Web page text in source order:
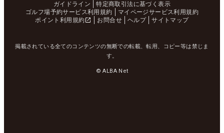
ガイドライン
特定商取引法に基づく表示
ゴルフ場予約サービス利用規約
マイページサービス利用規約
ポイント利用規約
お問合せ ヘルプ サイトマップ
掲載されている全てのコンテンツの無断での転載、転用、コピー等は禁じま
す。
© ALBA Net